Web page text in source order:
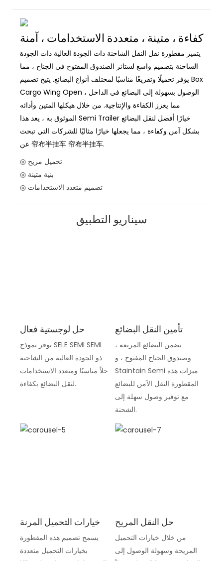
كفاءة ، متينة ، متعددة الاستخدامات ، آمنة
يتميز مقطورة نقل النقل الشاحنة ذات الجودة العالية ذات الجودة
الساخنة بتصميم واسع لستائر الصندوق المفتوح في الجناح ، مما
يوفر تحميلًا وتفريغًا مناسبًا لمختلف أنواع البضائع. يتيح تصميم Box
Cargo Wing Open الوصول بسهولة إلى البضائع في الداخل ،
مما يعزز الكفاءة والإنتاجية. من خلال هيكلها المتين وأدائه
الموثوق به ، يعد هذا Semi Trailer خيارًا أفضل لنقل البضائع
بشكل آمن وكفاءة ، مما يجعلها خيارًا مثاليًا للشركات التي تبحث
عن 帘布半挂车 帘布半挂车.
◎ تحميل مريح
◎ بنية متينة
◎ تصميم متعدد الاستخدامات
سيناريو التطبيق
حل لوجستية فعال
يوفر نموذج SELE SEMI SEMI
ذو الجودة العالية من الشاحنة
حلاً مناسبًا ومتعدد الاستخدامات
لنقل البضائع بكفاءة.
تأمين النقل البضائع
تضمن البضائع المربعة ،
وصندوق الجناح المفتوح ، و
Staintain Semi ميزات هذه
المقطورة النقل الآمن للبضائع
مع توفير وصول سهلة إلى
الشحنة.
خيارات التحميل المرنة
يسمح تصميم هذه المقطورة
بخيارات التحميل متعددة
حل النقل المريح
من خلال خيارات التحميل
المريحة وسهولة الوصول إلى